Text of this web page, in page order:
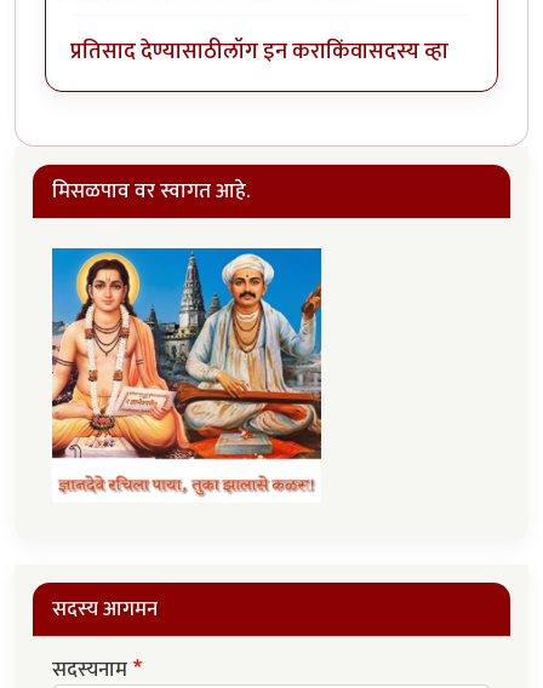
प्रतिसाद देण्यासाठीलॉग इन कराकिंवासदस्य व्हा
मिसळपाव वर स्वागत आहे.
सदस्य आगमन
सदस्यनाम